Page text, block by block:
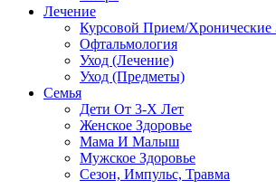
Лечение
Курсовой Прием/Хронические
Офтальмология
Уход (Лечение)
Уход (Предметы)
Семья
Дети От 3-Х Лет
Женское Здоровье
Мама И Малыш
Мужское Здоровье
Сезон, Импульс, Травма